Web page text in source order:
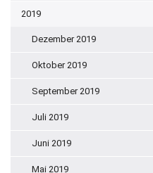
2019
Dezember 2019
Oktober 2019
September 2019
Juli 2019
Juni 2019
Mai 2019